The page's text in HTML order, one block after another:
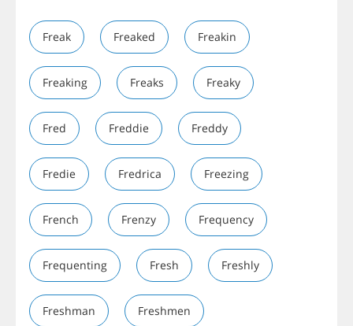
Freak Freaked Freakin
Freaking Freaks Freaky
Fred Freddie Freddy
Fredie Fredrica Freezing
French Frenzy Frequency
Frequenting Fresh Freshly
Freshman Freshmen